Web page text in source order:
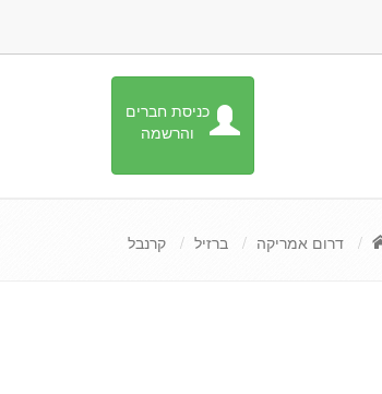
כניסת חברים
והרשמה
דרום אמריקה ברזיל קרנבל